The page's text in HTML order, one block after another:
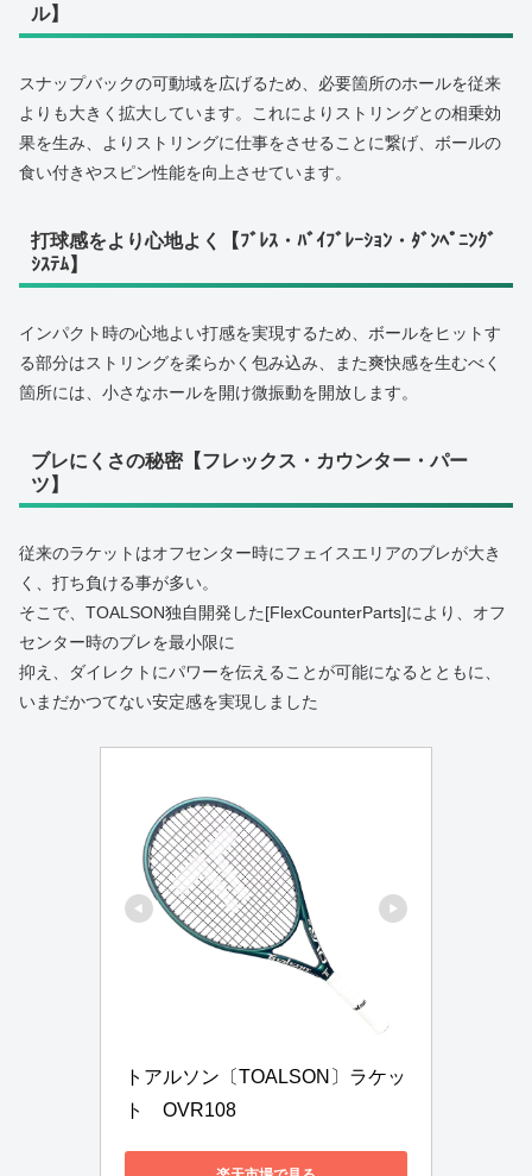
ル】
スナップバックの可動域を広げるため、必要箇所のホールを従来
よりも大きく拡大しています。これによりストリングとの相乗効
果を生み、よりストリングに仕事をさせることに繋げ、ボールの
食い付きやスピン性能を向上させています。
打球感をより心地よく【ﾌﾞﾚｽ・ﾊﾞｲﾌﾞﾚｰｼｮﾝ・ﾀﾞﾝﾍﾟﾆﾝｸﾞ
ｼｽﾃﾑ】
インパクト時の心地よい打感を実現するため、ボールをヒットす
る部分はストリングを柔らかく包み込み、また爽快感を生むべく
箇所には、小さなホールを開け微振動を開放します。
ブレにくさの秘密【フレックス・カウンター・パー
ツ】
従来のラケットはオフセンター時にフェイスエリアのブレが大き
く、打ち負ける事が多い。
そこで、TOALSON独自開発した[FlexCounterParts]により、オフ
センター時のブレを最小限に
抑え、ダイレクトにパワーを伝えることが可能になるとともに、
いまだかつてない安定感を実現しました
トアルソン〔TOALSON〕ラケッ
ト　OVR108